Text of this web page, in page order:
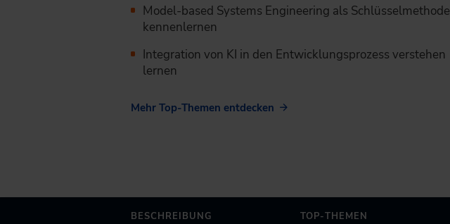
Model-based Systems Engineering als Schlüsselmethode
kennenlernen
Integration von KI in den Entwicklungsprozess verstehen
lernen
Mehr Top-Themen entdecken
BESCHREIBUNG TOP-THEMEN